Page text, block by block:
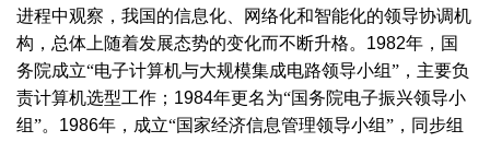
进程中观察，我国的信息化、网络化和智能化的领导协调机
构，总体上随着发展态势的变化而不断升格。 1982年，国
务院成立“电子计算机与大规模集成电路领导小组”，主要负
责计算机选型工作； 1984年更名为“国务院电子振兴领导小
组”。 1986年，成立“国家经济信息管理领导小组”，同步组